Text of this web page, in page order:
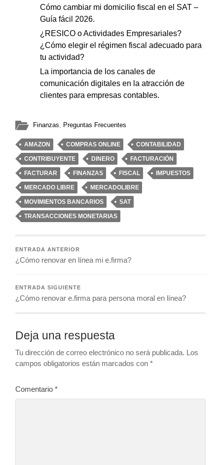
Cómo cambiar mi domicilio fiscal en el SAT –
Guía fácil 2026.
¿RESICO o Actividades Empresariales?
¿Cómo elegir el régimen fiscal adecuado para
tu actividad?
La importancia de los canales de
comunicación digitales en la atracción de
clientes para empresas contables.
Finanzas, Preguntas Frecuentes
AMAZON COMPRAS ONLINE CONTABILIDAD
CONTRIBUYENTE DINERO FACTURACIÓN
FACTURAR FINANZAS FISCAL IMPUESTOS
MERCADO LIBRE MERCADOLIBRE
MOVIMIENTOS BANCARIOS SAT
TRANSACCIONES MONETARIAS
ENTRADA ANTERIOR
¿Cómo renovar en línea mi e.firma?
ENTRADA SIGUIENTE
¿Cómo renovar e.firma para persona moral en línea?
Deja una respuesta
Tu dirección de correo electrónico no será publicada. Los
campos obligatorios están marcados con*
Comentario*